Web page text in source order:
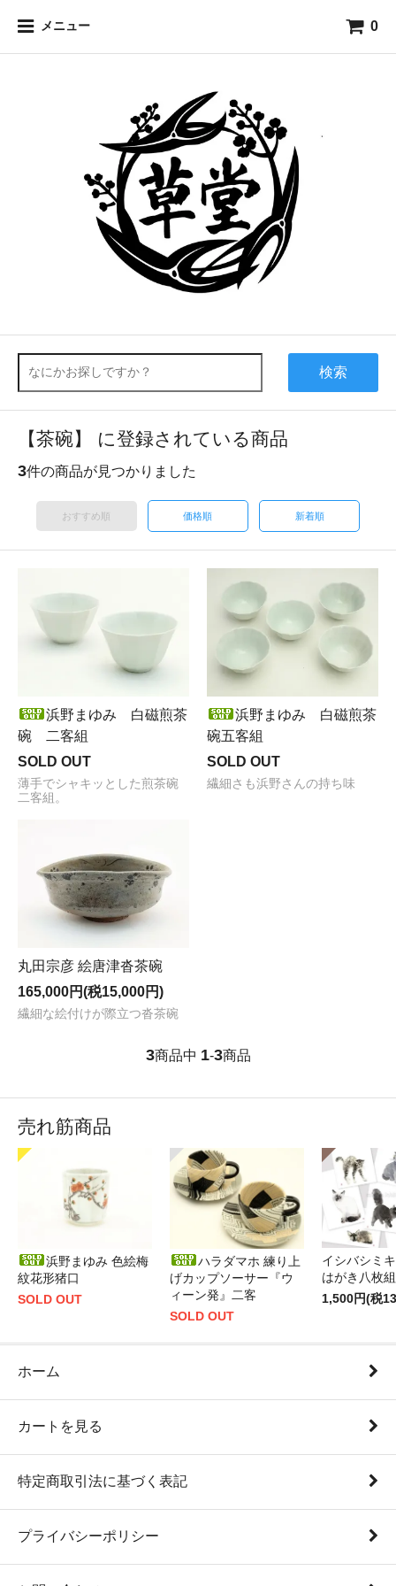
メニュー 0
検索
【茶碗】 に登録されている商品
3件の商品が見つかりました
おすすめ順 価格順 新着順
浜野まゆみ 白磁煎茶
碗 二客組
SOLD OUT
薄手でシャキッとした煎茶碗
二客組。
浜野まゆみ 白磁煎茶
碗五客組
SOLD OUT
繊細さも浜野さんの持ち味
丸田宗彦 絵唐津沓茶碗
165,000円(税15,000円)
繊細な絵付けが際立つ沓茶碗
3商品中 1-3商品
売れ筋商品
浜野まゆみ 色絵梅
紋花形猪口
SOLD OUT
ハラダマホ 練り上
げカップソーサー『ウ
ィーン発』二客
SOLD OUT
イシバシミ
はがき八枚組
1,500円(税
ホーム
カートを見る
特定商取引法に基づく表記
プライバシーポリシー